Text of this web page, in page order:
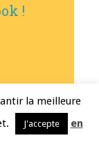
!
la meilleure
J'accepte
en